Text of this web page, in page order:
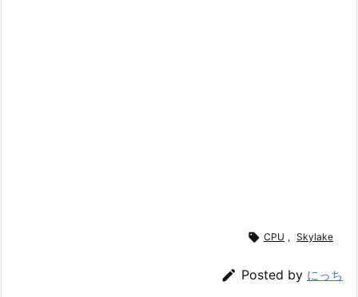
 CPU , Skylake
 Posted by にっち